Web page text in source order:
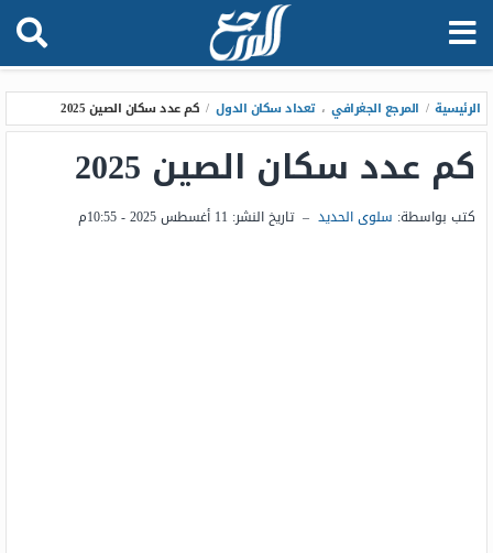
الرئيسية / المرجع الجغرافي ، تعداد سكان الدول / كم عدد سكان الصين 2025
كم عدد سكان الصين 2025
كتب بواسطة: سلوى الحديد – تاريخ النشر: 11 أغسطس 2025 - 10:55م